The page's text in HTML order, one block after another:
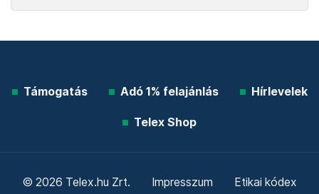
Támogatás Adó 1% felajánlás Hírlevelek
Telex Shop
© 2026 Telex.hu Zrt. Impresszum Etikai kódex